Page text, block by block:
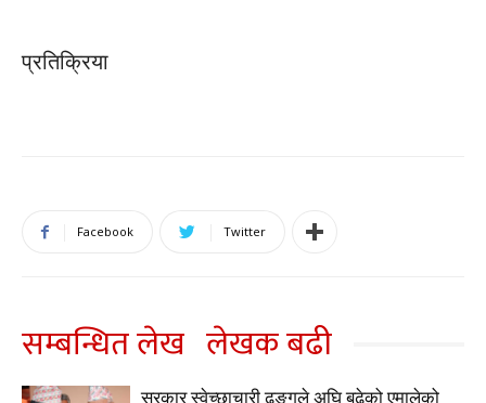
प्रतिक्रिया
Facebook Twitter
सम्बन्धित लेख लेखक बढी
सरकार स्वेच्छाचारी ढङ्गले अघि बढेको एमालेको